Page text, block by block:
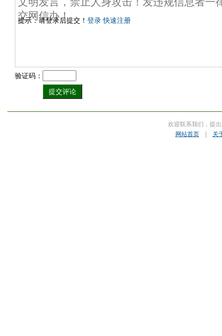
提示：请登录后提交！ 登录 快速注册
验证码：
欢迎联系我们，提
网站首页| 关